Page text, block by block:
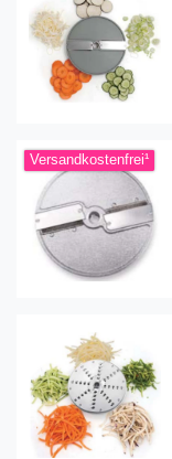
Versandkostenfrei¹